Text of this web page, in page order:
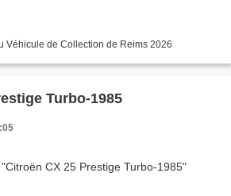
Véhicule de Collection de Reims 2026
Turbo-1985